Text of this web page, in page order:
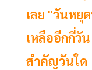
เลย "วันหยุ
เหลืออีกกี่วั
สำคัญวันใด